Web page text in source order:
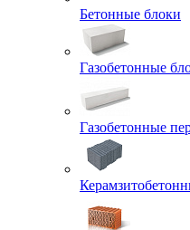
Бетонные блоки
Газобетонные
Газобетонные